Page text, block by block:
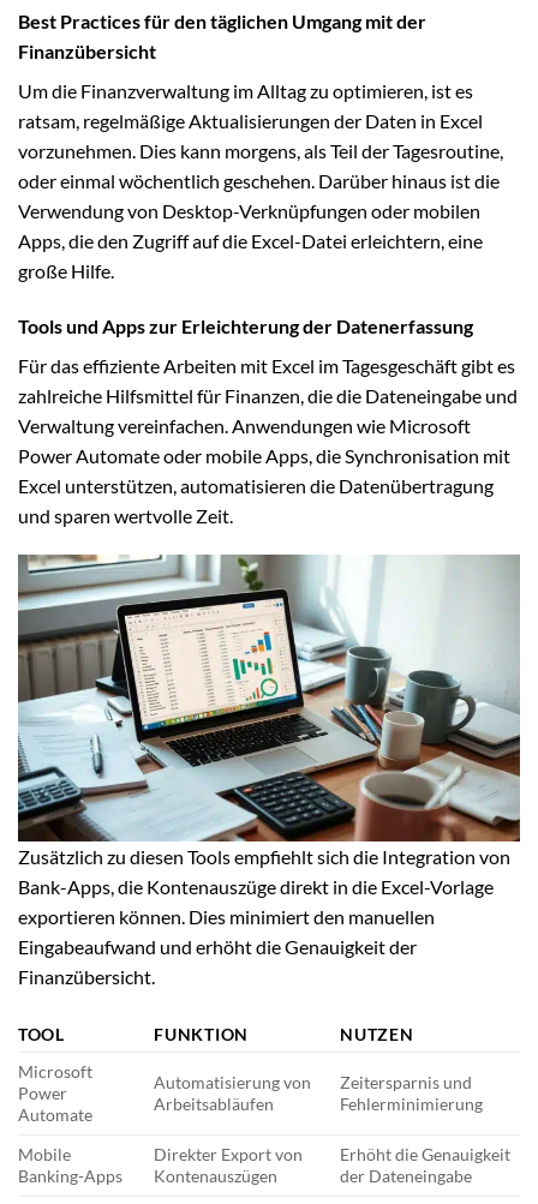
Best Practices für den täglichen Umgang mit der
Finanzübersicht
Um die Finanzverwaltung im Alltag zu optimieren, ist es
ratsam, regelmäßige Aktualisierungen der Daten in Excel
vorzunehmen. Dies kann morgens, als Teil der Tagesroutine,
oder einmal wöchentlich geschehen. Darüber hinaus ist die
Verwendung von Desktop-Verknüpfungen oder mobilen
Apps, die den Zugriff auf die Excel-Datei erleichtern, eine
große Hilfe.
Tools und Apps zur Erleichterung der Datenerfassung
Für das effiziente Arbeiten mit Excel im Tagesgeschäft gibt es
zahlreiche Hilfsmittel für Finanzen, die die Dateneingabe und
Verwaltung vereinfachen. Anwendungen wie Microsoft
Power Automate oder mobile Apps, die Synchronisation mit
Excel unterstützen, automatisieren die Datenübertragung
und sparen wertvolle Zeit.
Zusätzlich zu diesen Tools empfiehlt sich die Integration von
Bank-Apps, die Kontenauszüge direkt in die Excel-Vorlage
exportieren können. Dies minimiert den manuellen
Eingabeaufwand und erhöht die Genauigkeit der
Finanzübersicht.
TOOL FUNKTION
NUTZEN
Microsoft
Power
Automate
Automatisierung von
Arbeitsabläufen
Zeitersparnis und
Fehlerminimierung
Mobile
Banking-Apps
Direkter Export von
Kontenauszügen
Erhöht die Genauigkeit
der Dateneingabe